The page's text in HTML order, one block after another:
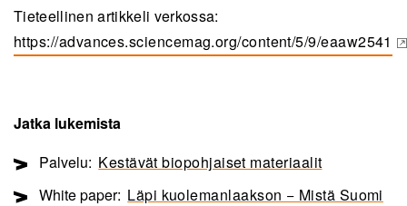
Tieteellinen artikkeli verkossa:
https://advances.sciencemag.org/content/5/9/eaaw2541
(opens in a new tab)
Jatka lukemista
Palvelu: Kestävät biopohjaiset materiaalit
White paper: Läpi kuolemanlaakson − Mistä Suomi